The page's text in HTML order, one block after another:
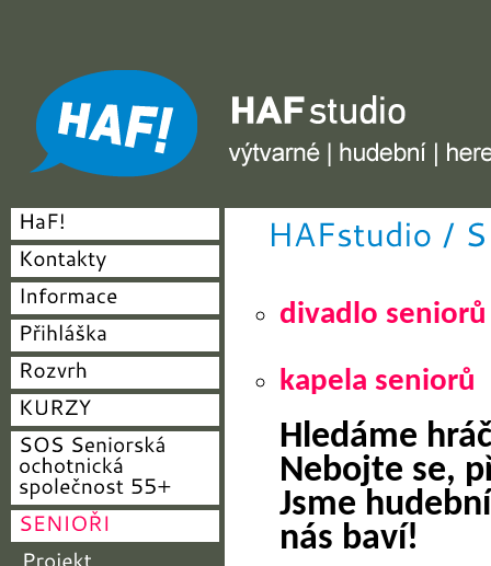
HAF studio - výtvarné, hudební, herecké
divadlo seniorů
kapela seniorů
Hledáme
Nebojte se,
Jsme
nás baví!